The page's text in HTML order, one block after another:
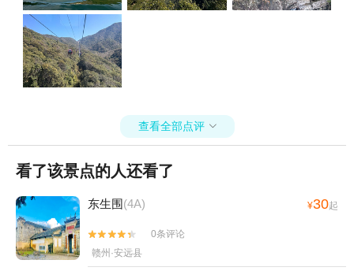
查看全部点评 
看了该景点的人还看了
东生围(4A) ¥30起


0条评论
赣州·安远县